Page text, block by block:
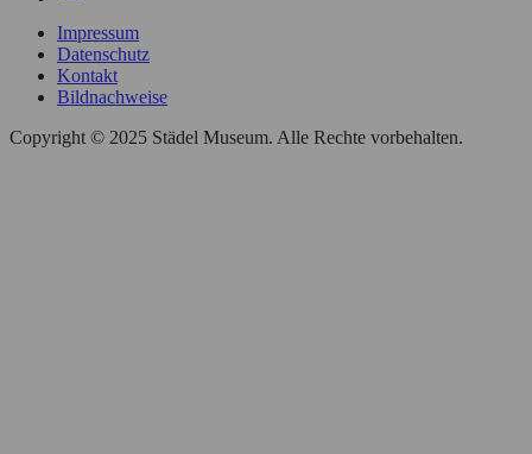
Impressum
Datenschutz
Kontakt
Bildnachweise
Copyright © 2025 Städel Museum. Alle Rechte vorbehalten.